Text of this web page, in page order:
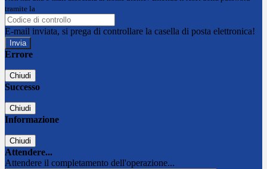
tramite la
E-mail inviata, si prega di controllare la casella di posta elettronica!
Errore
Chiudi
Successo
Chiudi
Informazione
Chiudi
Attendere...
Attendere il completamento dell'operazione...